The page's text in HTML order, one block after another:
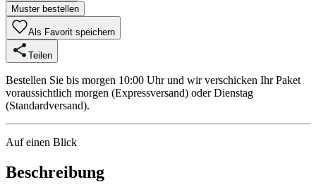
Muster bestellen
Als Favorit speichern
Teilen
Bestellen Sie bis morgen 10:00 Uhr und wir verschicken Ihr Paket
voraussichtlich morgen (Expressversand) oder Dienstag
(Standardversand).
Auf einen Blick
Beschreibung